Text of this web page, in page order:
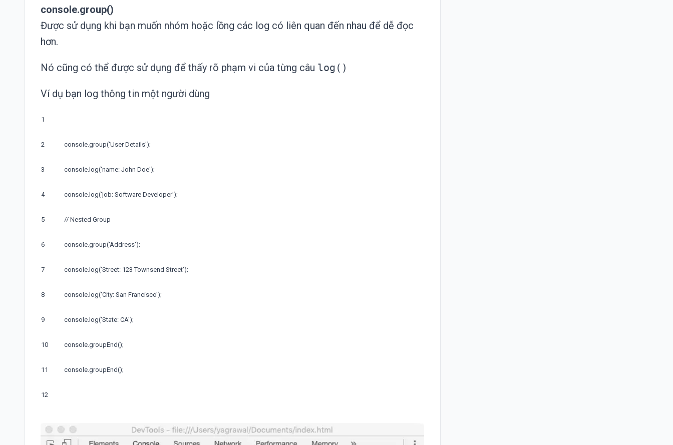
console.group()
Được sử dụng khi bạn muốn nhóm hoặc lồng các log có liên quan đến nhau để dễ đọc
hơn.
Nó cũng có thể được sử dụng để thấy rõ phạm vi của từng câu log()
Ví dụ bạn log thông tin một người dùng
1
2
3
4
5
6
7
8
9
10
11
12
console group('User Details');
console log('name: John Doe');
console log('job: Software Developer');
// Nested Group
console group('Address');
console log('Street: 123 Townsend Street');
console log('City: San Francisco');
console log('State: CA');
console groupEnd();
console groupEnd();